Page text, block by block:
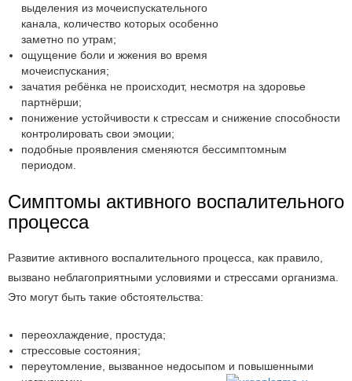
выделения из мочеиспускательного
канала, количество которых особенно
заметно по утрам;
ощущение боли и жжения во время
мочеиспускания;
зачатия ребёнка не происходит, несмотря на здоровье
партнёрши;
понижение устойчивости к стрессам и снижение способности
контролировать свои эмоции;
подобные проявления сменяются бессимптомным
периодом.
Симптомы активного воспалительного
процесса
Развитие активного воспалительного процесса, как правило,
вызвано неблагоприятными условиями и стрессами организма.
Это могут быть такие обстоятельства:
переохлаждение, простуда;
стрессовые состояния;
переутомление, вызванное недосыпом и повышенными